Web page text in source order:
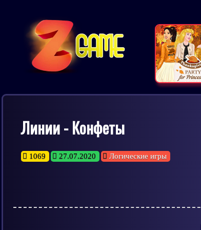
Линии - Конфеты
1069 27.07.2020 Логические игры